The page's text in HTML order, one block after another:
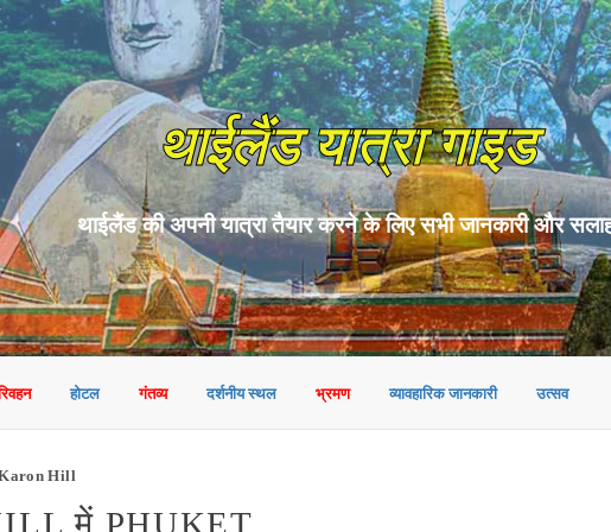
थाईलैंड यात्रा गाइड
थाईलैंड की अपनी यात्रा तैयार करने के लिए सभी जानकारी और
होटल गंतव्य दर्शनीय स्थल भ्रमण व्यावहारिक जानकारी उत्सव
Hill
में PHUKET